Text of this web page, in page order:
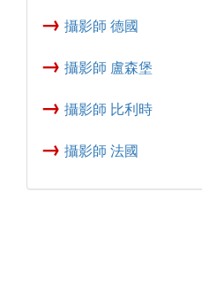
→ 攝影師 德國
→ 攝影師 盧森堡
→ 攝影師 比利時
→ 攝影師 法國